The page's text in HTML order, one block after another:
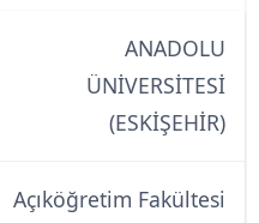
ANADOLU
ÜNİVERSİTESİ
(ESKİŞEHİR)
Açıköğretim Fakültesi